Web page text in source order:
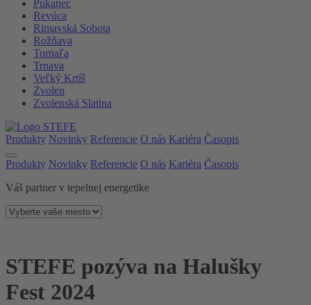
Pukanec
Revúca
Rimavská Sobota
Rožňava
Tornaľa
Trnava
Veľký Krtíš
Zvolen
Zvolenská Slatina
Produkty Novinky Referencie O nás Kariéra Časopis
Produkty Novinky Referencie O nás Kariéra Časopis
Váš partner v tepelnej energetike
STEFE pozýva na Halušky
Fest 2024